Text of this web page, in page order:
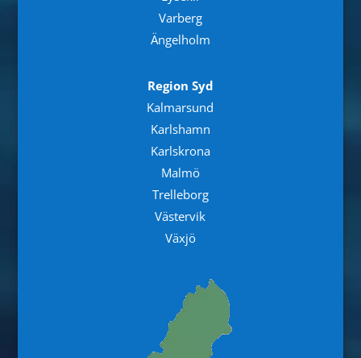
Varberg
Ängelholm
Region Syd
Kalmarsund
Karlshamn
Karlskrona
Malmö
Trelleborg
Västervik
Växjö